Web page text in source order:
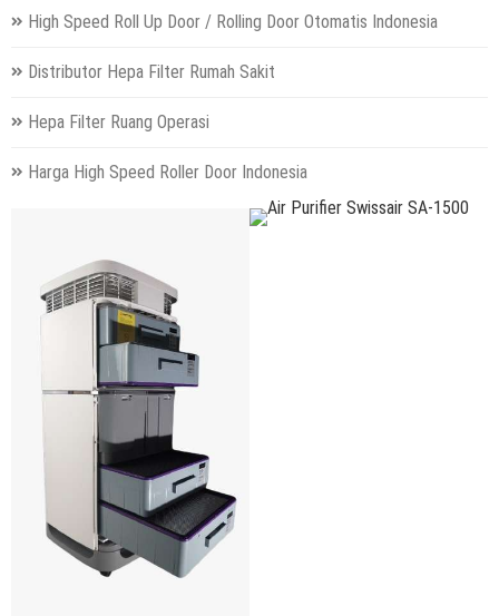
High Speed Roll Up Door / Rolling Door Otomatis Indonesia
Distributor Hepa Filter Rumah Sakit
Hepa Filter Ruang Operasi
Harga High Speed Roller Door Indonesia